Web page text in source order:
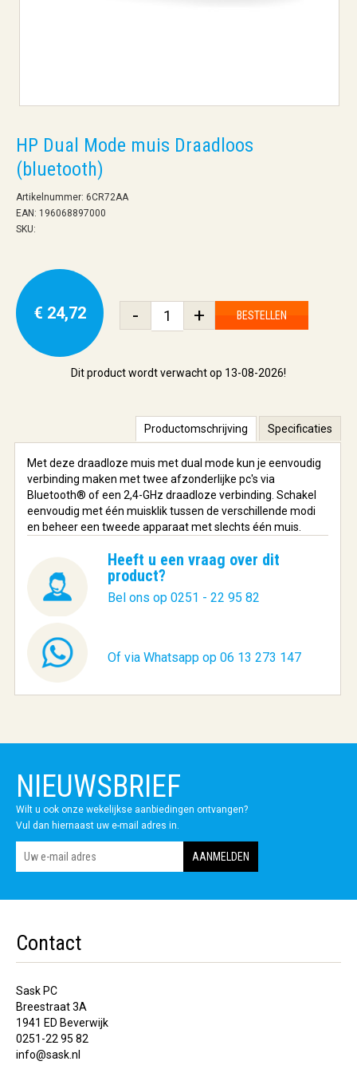
HP Dual Mode muis Draadloos
(bluetooth)
Artikelnummer: 6CR72AA
EAN: 196068897000
SKU:
€ 24,72 - + BESTELLEN
Dit product wordt verwacht op 13-08-2026!
Productomschrijving Specificaties
Met deze draadloze muis met dual mode kun je eenvoudig
verbinding maken met twee afzonderlijke pc's via
Bluetooth® of een 2,4-GHz draadloze verbinding. Schakel
eenvoudig met één muisklik tussen de verschillende modi
en beheer een tweede apparaat met slechts één muis.
Heeft u een vraag over dit
product?
Bel ons op 0251 - 22 95 82
Of via Whatsapp op 06 13 273 147
NIEUWSBRIEF
Wilt u ook onze wekelijkse aanbiedingen ontvangen?
Vul dan hiernaast uw e-mail adres in.
Contact
Sask PC
Breestraat 3A
1941 ED Beverwijk
0251-22 95 82
info@sask.nl